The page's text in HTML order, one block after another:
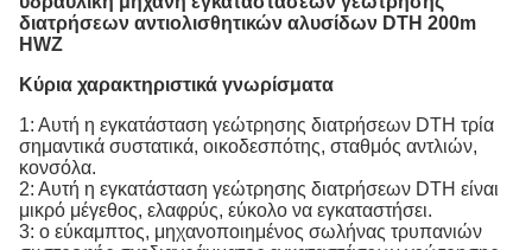
διατρήσεων αντιολισθητικών αλυσίδων DTH 200m
HWZ
Κύρια χαρακτηριστικά γνωρίσματα
1: Αυτή η εγκατάσταση γεώτρησης διατρήσεων DTH τρία
σημαντικά συστατικά, οικοδεσπότης, σταθμός αντλιών,
κονσόλα.
2: Αυτή η εγκατάσταση γεώτρησης διατρήσεων DTH είναι
μικρό μέγεθος, ελαφρύς, εύκολο να εγκαταστήσει.
3: ο εύκαμπτος, μηχανοποιημένος σωλήνας τρυπανιών